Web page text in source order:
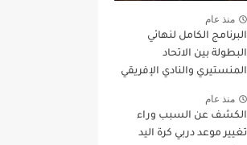
منذ عام
البرنامج الكامل لنهائي
البطولة بين الاتحاد
المنستيري والنادي الإفريقي
منذ عام
الكشف عن السبب وراء
تغيير موعد دربي كرة اليد